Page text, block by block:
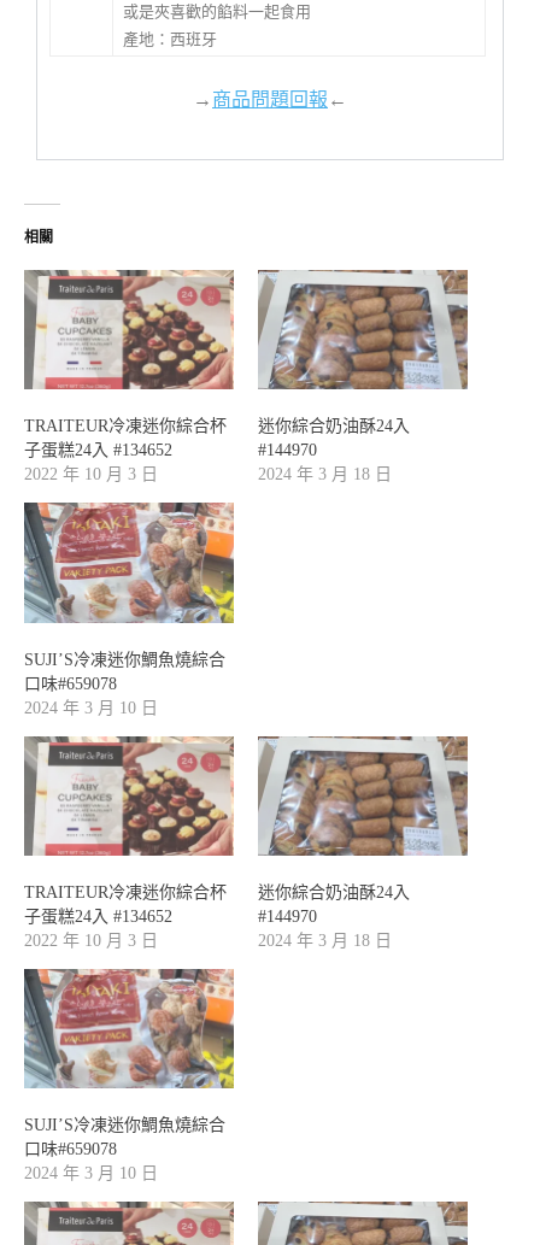
或是夾喜歡的餡料一起食用
產地：西班牙
→商品問題回報←
相關
TRAITEUR冷凍迷你綜合杯
子蛋糕24入 #134652
2022 年 10 月 3 日
迷你綜合奶油酥24入
#144970
2024 年 3 月 18 日
SUJI’S冷凍迷你鯛魚燒綜合
口味#659078
2024 年 3 月 10 日
TRAITEUR冷凍迷你綜合杯
子蛋糕24入 #134652
2022 年 10 月 3 日
迷你綜合奶油酥24入
#144970
2024 年 3 月 18 日
SUJI’S冷凍迷你鯛魚燒綜合
口味#659078
2024 年 3 月 10 日